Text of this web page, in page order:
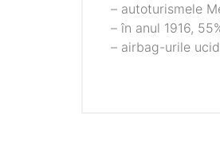
– autoturismele
– în anul 1916,
– airbag-urile